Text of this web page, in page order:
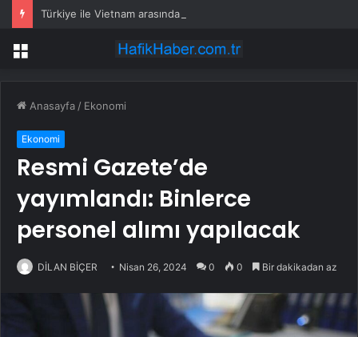
Menü
Anasayfa / Ekonomi
Ekonomi
Resmi Gazete’de
yayımlandı: Binlerce
personel alımı yapılacak
DİLAN BİÇER Nisan 26, 2024 0 0 Bir dakikadan az